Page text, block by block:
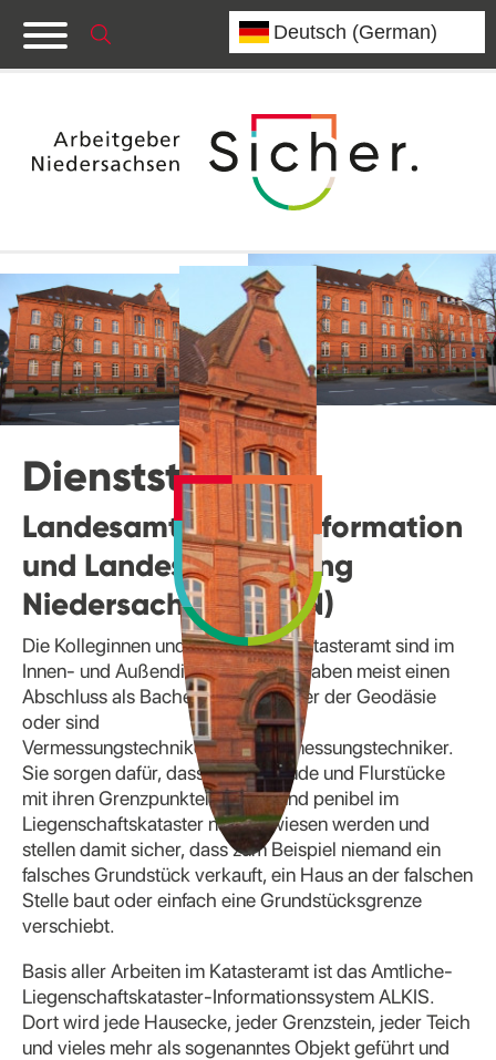
Dienststelle
Landesamt für Geoinformation
und Landesvermessung
Niedersachsen (LGLN)
Die Kolleginnen und Kollegen im Katasteramt sind im
Innen- und Außendienst tätig und haben meist einen
Abschluss als Bachelor oder Master der Geodäsie
oder sind
Vermessungstechnikerinnen/Vermessungstechniker.
Sie sorgen dafür, dass alle Gebäude und Flurstücke
mit ihren Grenzpunkten aktuell und penibel im
Liegenschaftskataster nachgewiesen werden und
stellen damit sicher, dass zum Beispiel niemand ein
falsches Grundstück verkauft, ein Haus an der falschen
Stelle baut oder einfach eine Grundstücksgrenze
verschiebt.
Basis aller Arbeiten im Katasteramt ist das Amtliche-
Liegenschaftskataster-Informationssystem ALKIS.
Dort wird jede Hausecke, jeder Grenzstein, jeder Teich
und vieles mehr als sogenanntes Objekt geführt und